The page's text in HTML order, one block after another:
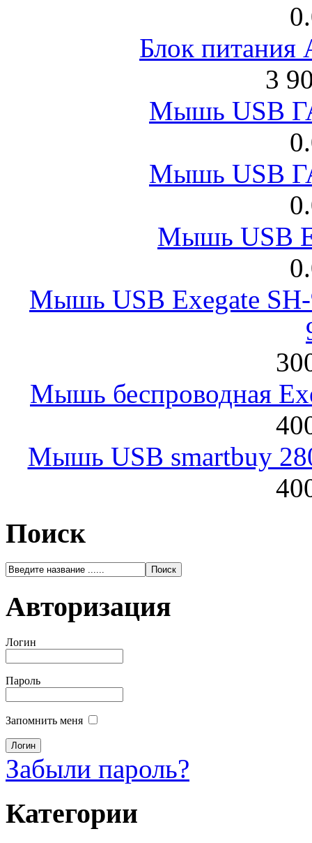
Блок питания
3
Мышь USB
Мышь USB
Мышь USB
Мышь USB Exegate
Мышь беспроводная
Мышь USB smartbuy
Поиск
Авторизация
Логин
Пароль
Запомнить меня
Забыли пароль?
Категории